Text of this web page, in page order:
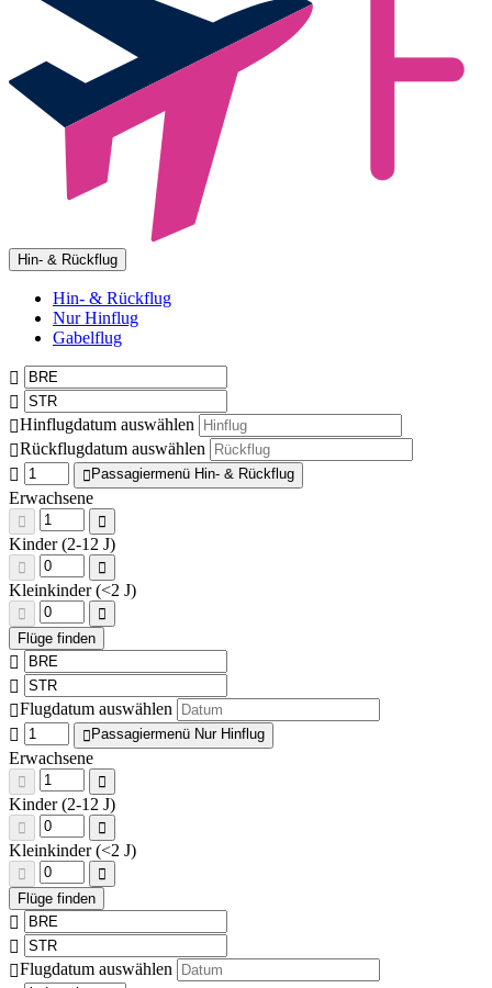
Hin- & Rückflug
Hin- & Rückflug
Nur Hinflug
Gabelflug
Hinflugdatum auswählen
Rückflugdatum auswählen
Passagiermenü Hin- & Rückflug
Erwachsene
Kinder (2-12 J)
Kleinkinder (<2 J)
Flugdatum auswählen
Passagiermenü Nur Hinflug
Erwachsene
Kinder (2-12 J)
Kleinkinder (<2 J)
Flugdatum auswählen